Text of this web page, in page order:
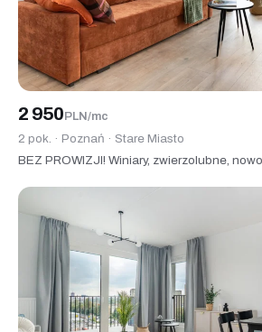
2 950 PLN/mc
2 pok. · Poznań · Stare Miasto
BEZ PROWIZJI! Winiary, zwierzolubne,